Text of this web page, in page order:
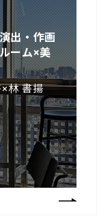
ルーム
出・作画
ーム×美
林 書揚